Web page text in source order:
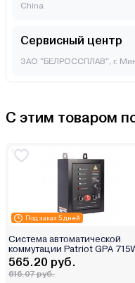
China
Сервисный центр
ЗАО "БЕЛРОССПЛАВ", г.
С этим товаром
Под заказ 5 дней
Система автоматической
коммутации Patriot GPA
565.20 руб.
616.07 руб.